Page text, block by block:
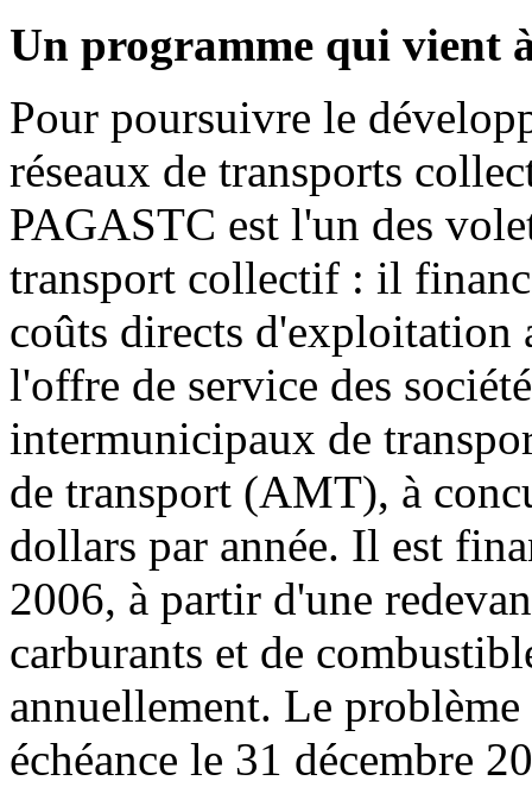
Un programme qui vient
Pour poursuivre le
réseaux de transports
PAGASTC est l'un des
transport collectif : il
coûts directs d'exploitation
l'offre de service des
intermunicipaux de
de transport (AMT), à
dollars par année. Il est
2006, à partir d'une
carburants et de
annuellement. Le
échéance le 31 décembre